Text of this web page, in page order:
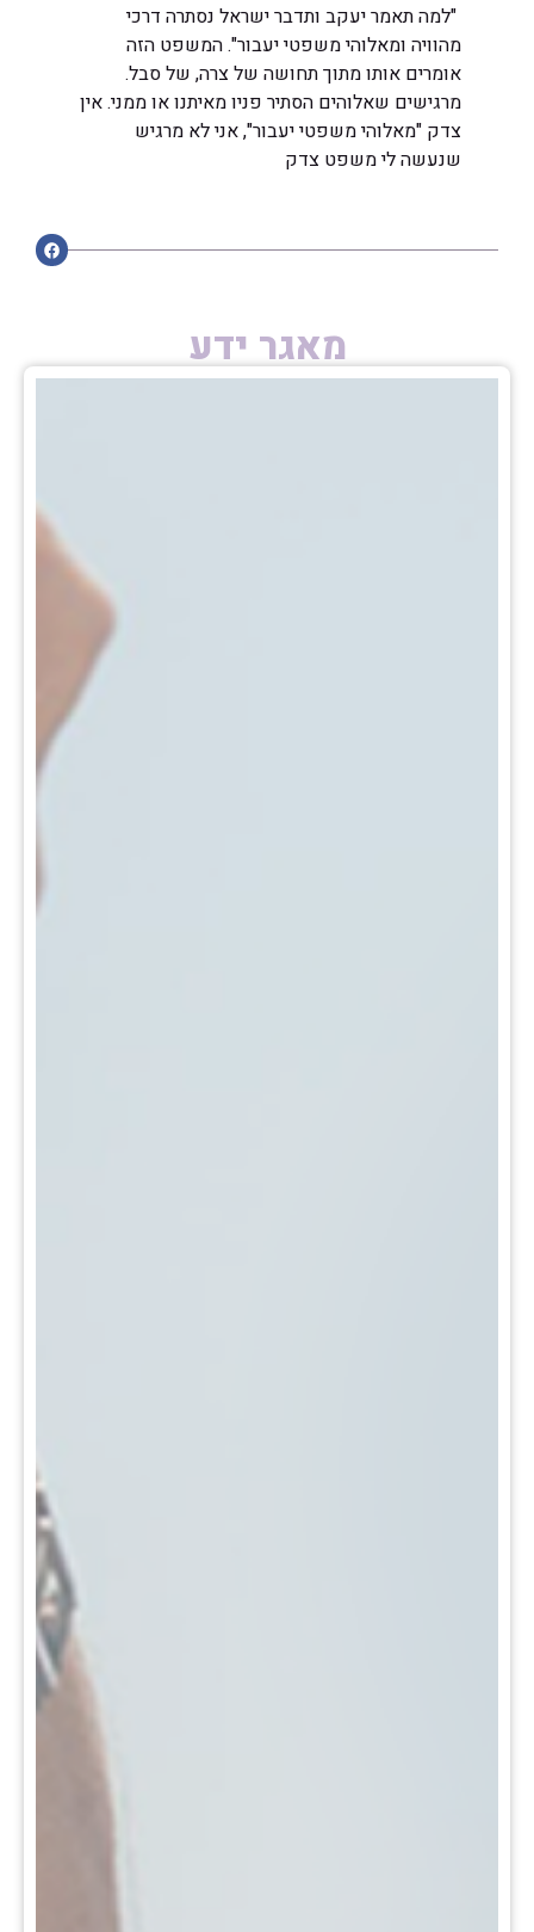
"למה תאמר יעקב ותדבר ישראל נסתרה דרכי
מהוויה ומאלוהי משפטי יעבור". המשפט הזה
אומרים אותו מתוך תחושה של צרה, של סבל.
מרגישים שאלוהים הסתיר פניו מאיתנו או ממני. אין
צדק "מאלוהי משפטי יעבור", אני לא מרגיש
שנעשה לי משפט צדק
מאגר ידע